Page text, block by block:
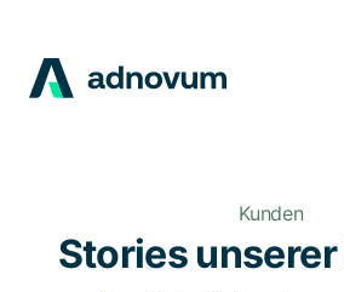
Kunden Kunden
Stories